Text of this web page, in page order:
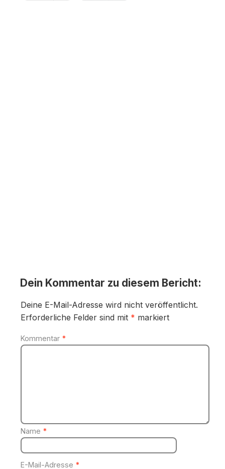
Dein Kommentar zu diesem Bericht:
Deine E-Mail-Adresse wird nicht veröffentlicht.
Erforderliche Felder sind mit * markiert
Kommentar *
Name *
E-Mail-Adresse *